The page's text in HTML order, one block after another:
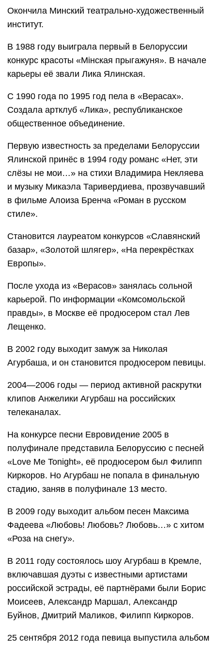
Окончила Минский театрально-художественный
институт.
В 1988 году выиграла первый в Белоруссии
конкурс красоты «Мінская прыгажуня». В начале
карьеры её звали Лика Ялинская.
С 1990 года по 1995 год пела в «Верасах».
Создала артклуб «Лика», республиканское
общественное объединение.
Первую известность за пределами Белоруссии
Ялинской принёс в 1994 году романс «Нет, эти
слёзы не мои…» на стихи Владимира Некляева
и музыку Микаэла Таривердиева, прозвучавший
в фильме Алоиза Бренча «Роман в русском
стиле».
Становится лауреатом конкурсов «Славянский
базар», «Золотой шлягер», «На перекрёстках
Европы».
После ухода из «Верасов» занялась сольной
карьерой. По информации «Комсомольской
правды», в Москве её продюсером стал Лев
Лещенко.
В 2002 году выходит замуж за Николая
Агурбаша, и он становится продюсером певицы.
2004—2006 годы — период активной раскрутки
клипов Анжелики Агурбаш на российских
телеканалах.
На конкурсе песни Евровидение 2005 в
полуфинале представила Белоруссию с песней
«Love Me Tonight», её продюсером был Филипп
Киркоров. Но Агурбаш не попала в финальную
стадию, заняв в полуфинале 13 место.
В 2009 году выходит альбом песен Максима
Фадеева «Любовь! Любовь? Любовь…» с хитом
«Роза на снегу».
В 2011 году состоялось шоу Агурбаш в Кремле,
включавшая дуэты с известными артистами
российской эстрады, её партнёрами были Борис
Моисеев, Александр Маршал, Александр
Буйнов, Дмитрий Маликов, Филипп Киркоров.
25 сентября 2012 года певица выпустила альбом